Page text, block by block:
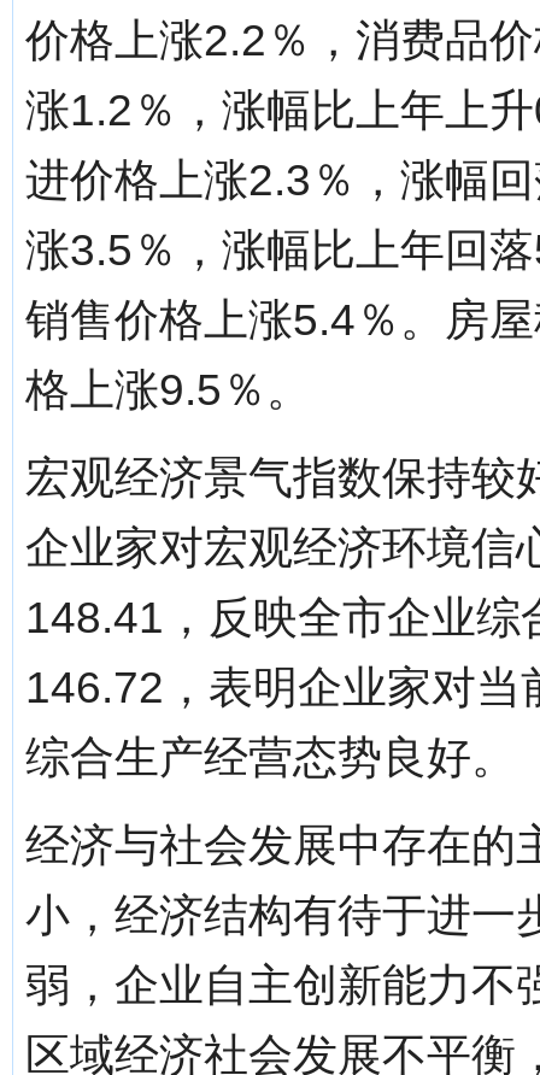
价格上涨2.2％，消费品
涨1.2％，涨幅比上年上
进价格上涨2.3％，涨幅
涨3.5％，涨幅比上年回
销售价格上涨5.4％。房
格上涨9.5％。
宏观经济景气指数保持较
企业家对宏观经济环境信
148.41，反映全市企业
146.72，表明企业家对
综合生产经营态势良好。
经济与社会发展中存在的
小，经济结构有待于进一
弱，企业自主创新能力不
区域经济社会发展不平衡